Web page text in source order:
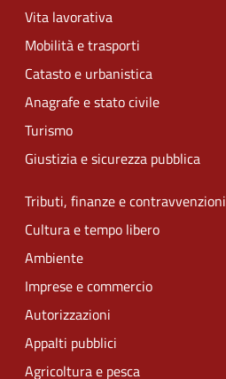
Vita lavorativa
Mobilità e trasporti
Catasto e urbanistica
Anagrafe e stato civile
Turismo
Giustizia e sicurezza pubblica
Tributi, finanze e contravvenzioni
Cultura e tempo libero
Ambiente
Imprese e commercio
Autorizzazioni
Appalti pubblici
Agricoltura e pesca